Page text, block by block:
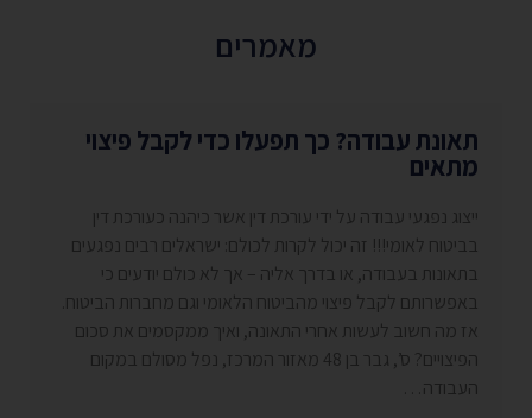
מאמרים
תאונת עבודה? כך תפעלו כדי לקבל פיצוי
מתאים
ייצוג נפגעי עבודה על ידי עורכת דין אשר כיהנה כעורכת דין
בביטוח לאומי!!! זה יכול לקרות לכולם: ישראלים רבים נפגעים
בתאונות בעבודה, או בדרך אליה – אך לא כולם יודעים כי
באפשרותם לקבל פיצוי מהביטוח הלאומי וגם מחברות הביטוח.
אז מה חשוב לעשות אחרי התאונה, ואיך ממקסמים את סכום
הפיצויים? ס’, גבר בן 48 מאזור המרכז, נפל מסולם במקום
העבודה…